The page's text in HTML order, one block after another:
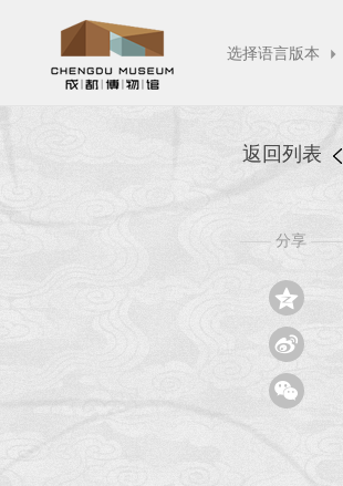
选择语言版本 
返回列表
—— 分享 ——


